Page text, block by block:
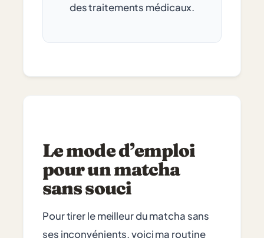
des traitements médicaux.
Le mode d’emploi
pour un matcha
sans souci
Pour tirer le meilleur du matcha sans
ses inconvénients, voici ma routine